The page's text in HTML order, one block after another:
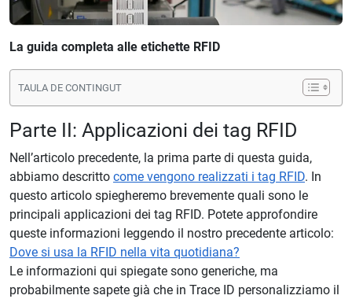
La guida completa alle etichette RFID
TAULA DE CONTINGUT
Parte II: Applicazioni dei tag RFID
Nell’articolo precedente, la prima parte di questa guida,
abbiamo descritto come vengono realizzati i tag RFID. In
questo articolo spiegheremo brevemente quali sono le
principali applicazioni dei tag RFID. Potete approfondire
queste informazioni leggendo il nostro precedente articolo:
Dove si usa la RFID nella vita quotidiana?
Le informazioni qui spiegate sono generiche, ma
probabilmente sapete già che in Trace ID personalizziamo il